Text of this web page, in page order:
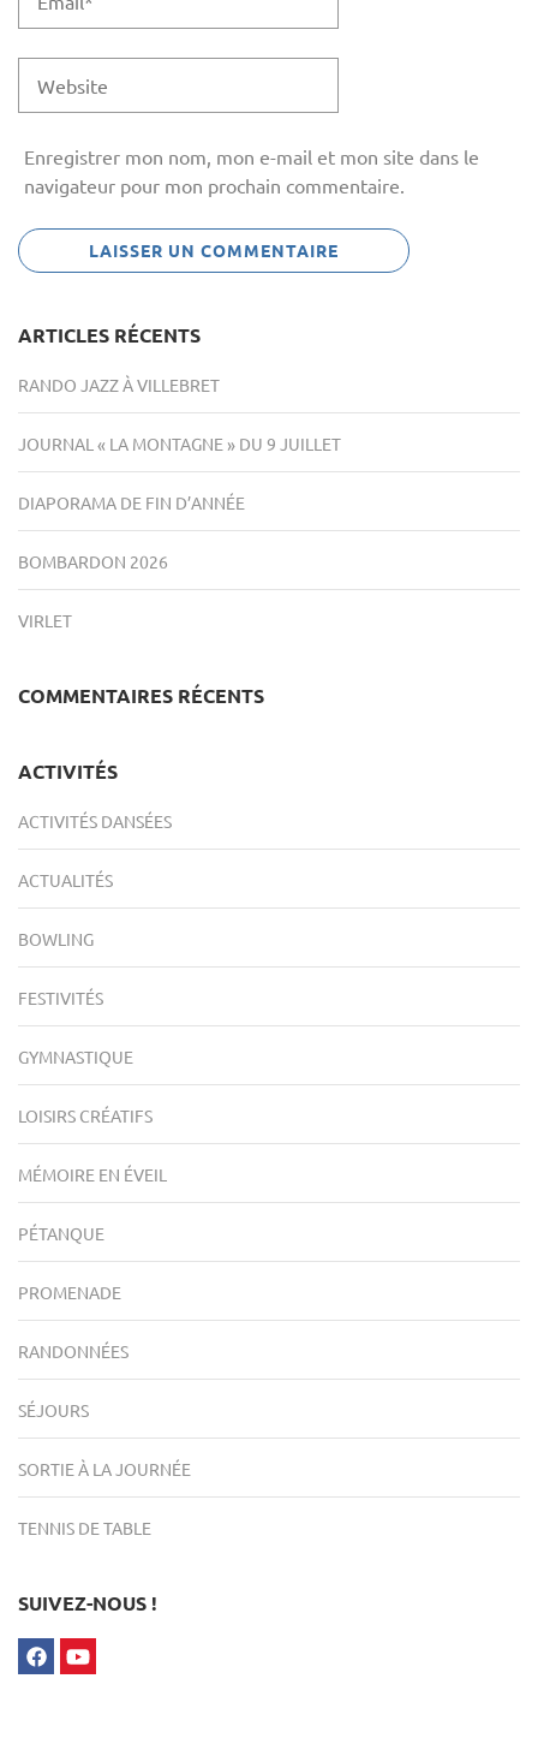
Enregistrer mon nom, mon e-mail et mon site dans le
navigateur pour mon prochain commentaire.
ARTICLES RÉCENTS
RANDO JAZZ À VILLEBRET
JOURNAL « LA MONTAGNE » DU 9 JUILLET
DIAPORAMA DE FIN D’ANNÉE
BOMBARDON 2026
VIRLET
COMMENTAIRES RÉCENTS
ACTIVITÉS
ACTIVITÉS DANSÉES
ACTUALITÉS
BOWLING
FESTIVITÉS
GYMNASTIQUE
LOISIRS CRÉATIFS
MÉMOIRE EN ÉVEIL
PÉTANQUE
PROMENADE
RANDONNÉES
SÉJOURS
SORTIE À LA JOURNÉE
TENNIS DE TABLE
SUIVEZ-NOUS !